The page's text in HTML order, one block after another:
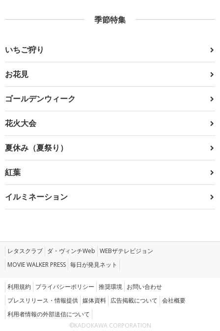
季節特集
いちご狩り
お花見
ゴールデンウィーク
花火大会
夏休み（夏祭り）
紅葉
イルミネーション
レタスクラブ ダ・ヴィンチWeb WEBザテレビジョン
MOVIE WALKER PRESS 毎日が発見ネット
利用規約 プライバシーポリシー 推奨環境 お問い合わせ
プレスリリース・情報提供 媒体資料 広告掲載について 会社概要
利用者情報の外部送信について
©KADOKAWA CORPORATION